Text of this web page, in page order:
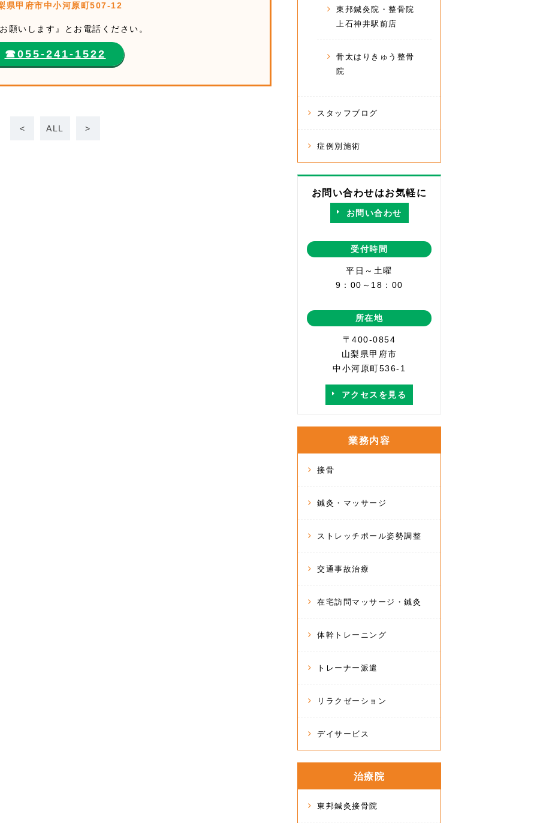
県甲府市中小河原町507-12
願いします』とお電話ください。
☎︎055-241-1522
< ALL >
東邦鍼灸院・整骨院
上石神井駅前店
骨太はりきゅう整骨
院
スタッフブログ
症例別施術
お問い合わせはお気軽に
お問い合わせ
受付時間
平日～土曜
9：00～18：00
所在地
〒400-0854
山梨県甲府市
中小河原町536-1
アクセスを見る
業務内容
接骨
鍼灸・マッサージ
ストレッチポール姿勢調整
交通事故治療
在宅訪問マッサージ・鍼灸
体幹トレーニング
トレーナー派遣
リラクゼーション
デイサービス
治療院
東邦鍼灸接骨院